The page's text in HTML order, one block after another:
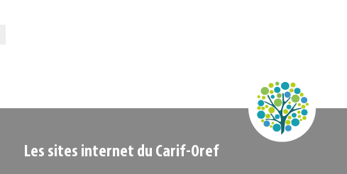
Les sites internet du Carif-Oref